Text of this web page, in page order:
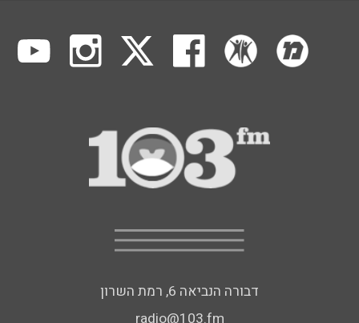
דבורה הנביאה 6, רמת השרון
radio@103.fm